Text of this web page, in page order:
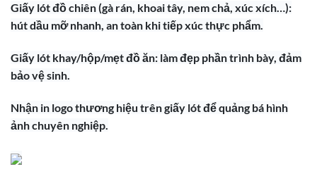
Giấy lót đồ chiên (gà rán, khoai tây, nem chả, xúc xích…):
hút dầu mỡ nhanh, an toàn khi tiếp xúc thực phẩm.
Giấy lót khay/hộp/mẹt đồ ăn: làm đẹp phần trình bày, đảm
bảo vệ sinh.
Nhận in logo thương hiệu trên giấy lót để quảng bá hình
ảnh chuyên nghiệp.